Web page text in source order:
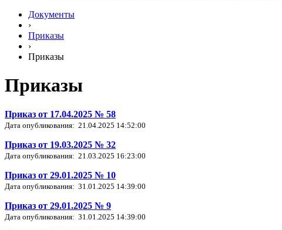
Документы
›
Приказы
›
Приказы
Приказы
Приказ от 17.04.2025 № 58
Дата опубликования: 21.04.2025 14:52:00
Приказ от 19.03.2025 № 32
Дата опубликования: 21.03.2025 16:23:00
Приказ от 29.01.2025 № 10
Дата опубликования: 31.01.2025 14:39:00
Приказ от 29.01.2025 № 9
Дата опубликования: 31.01.2025 14:39:00